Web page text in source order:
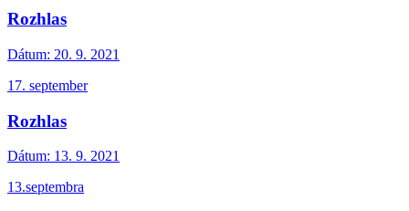
Rozhlas
Dátum: 20. 9. 2021
17. september
Rozhlas
Dátum: 13. 9. 2021
13.septembra